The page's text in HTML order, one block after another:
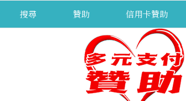
搜尋 贊助 信用卡贊助